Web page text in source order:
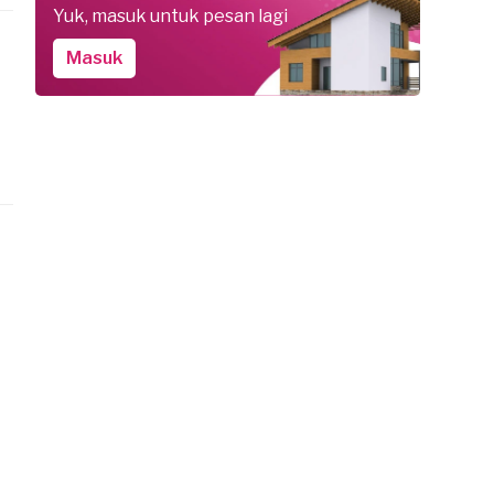
Yuk, masuk untuk pesan lagi
Masuk